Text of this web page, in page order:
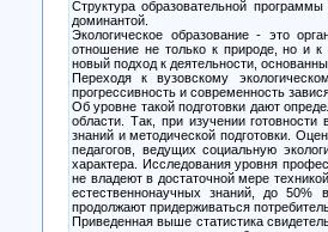
Структура образовательной
доминантой.
Экологическое образование - это
отношение не только к природе, но и к
новый подход к деятельности,
Переходя к вузовскому
прогрессивность и современность
Об уровне такой подготовки дают
области. Так, при изучении
знаний и методической подготовки.
педагогов, ведущих социальную
характера. Исследования уровня
не владеют в достаточной мере
естественнонаучных знаний, до 50%
продолжают придерживаться
Приведенная выше статистика